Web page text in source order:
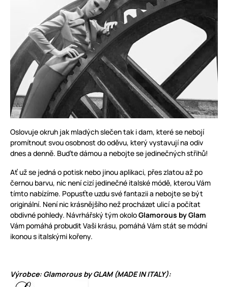
Oslovuje okruh jak mladých slečen tak i dam, které se nebojí
promítnout svou osobnost do oděvu, který vystavují na odiv
dnes a denně. Buďte dámou a nebojte se jedinečných střihů!
Ať už se jedná o potisk nebo jinou aplikaci, přes zlatou až po
černou barvu, nic není cizí jedinečné italské módě, kterou Vám
tímto nabízíme. Popusťte uzdu své fantazii a nebojte se být
originální. Není nic krásnějšího než procházet ulicí a počítat
obdivné pohledy. Návrhářský tým okoloGlamorous by Glam
Vám pomáhá probudit Vaši krásu, pomáhá Vám stát se módní
ikonou s italskými kořeny.
Výrobce: Glamorous by GLAM (MADE IN ITALY):